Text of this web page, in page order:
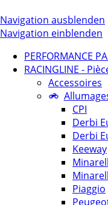
Navigation ausblenden
Navigation einblenden
PERFORMANCE
RACINGLINE -
Accessoires
CPI
Derbi
Derbi
Keeway
Piaggio